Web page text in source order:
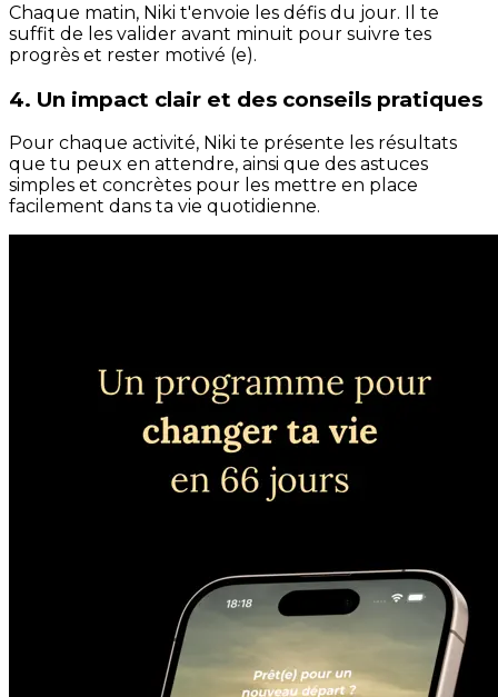
Chaque matin, Niki t'envoie les défis du jour. Il te
suffit de les valider avant minuit pour suivre tes
progrès et rester motivé (e).
4. Un impact clair et des conseils pratiques
Pour chaque activité, Niki te présente les résultats
que tu peux en attendre, ainsi que des astuces
simples et concrètes pour les mettre en place
facilement dans ta vie quotidienne.